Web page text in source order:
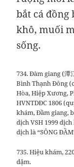
bắt cá
khô, muối
sống.
734. Đàm giang (
Bình Thạnh Đông
Hòa, Hiệp Xương,
HVNTDĐC 1806
khám, Đầm giang,
dịch VSH 1999
dịch là “SÔNG
735. Hiệu khám,
dặm.